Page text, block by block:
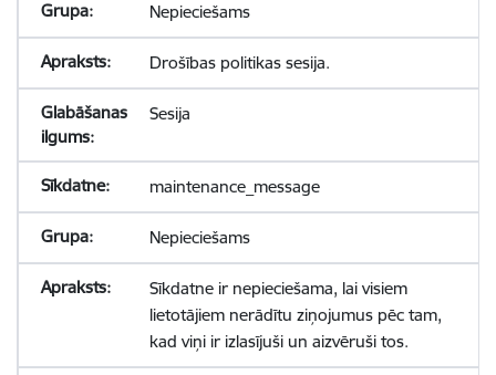
Nepieciešams
Drošības politikas sesija.
Sesija
maintenance_message
Nepieciešams
Sīkdatne ir nepieciešama, lai visiem
lietotājiem nerādītu ziņojumus pēc tam,
kad viņi ir izlasījuši un aizvēruši tos.